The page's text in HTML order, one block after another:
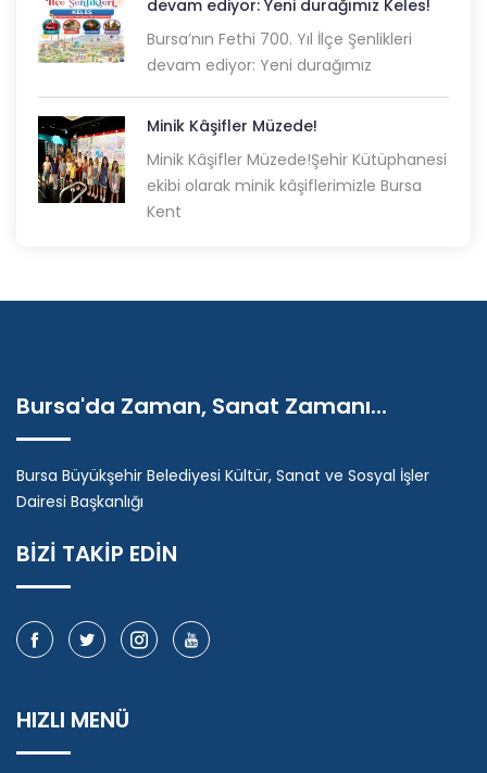
devam ediyor: Yeni durağımız Keles!
Bursa’nın Fethi 700. Yıl İlçe Şenlikleri
devam ediyor: Yeni durağımız
Minik Kâşifler Müzede!
Minik Kâşifler Müzede!Şehir Kütüphanesi
ekibi olarak minik kâşiflerimizle Bursa
Kent
Bursa'da Zaman, Sanat Zamanı...
Bursa Büyükşehir Belediyesi Kültür, Sanat ve Sosyal İşler
Dairesi Başkanlığı
BİZİ TAKİP EDİN
HIZLI MENÜ